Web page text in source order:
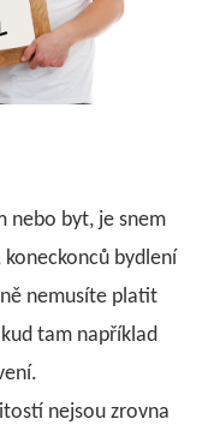
nebo byt, je snem
bydlení
nemusíte platit
tam například
nejsou zrovna